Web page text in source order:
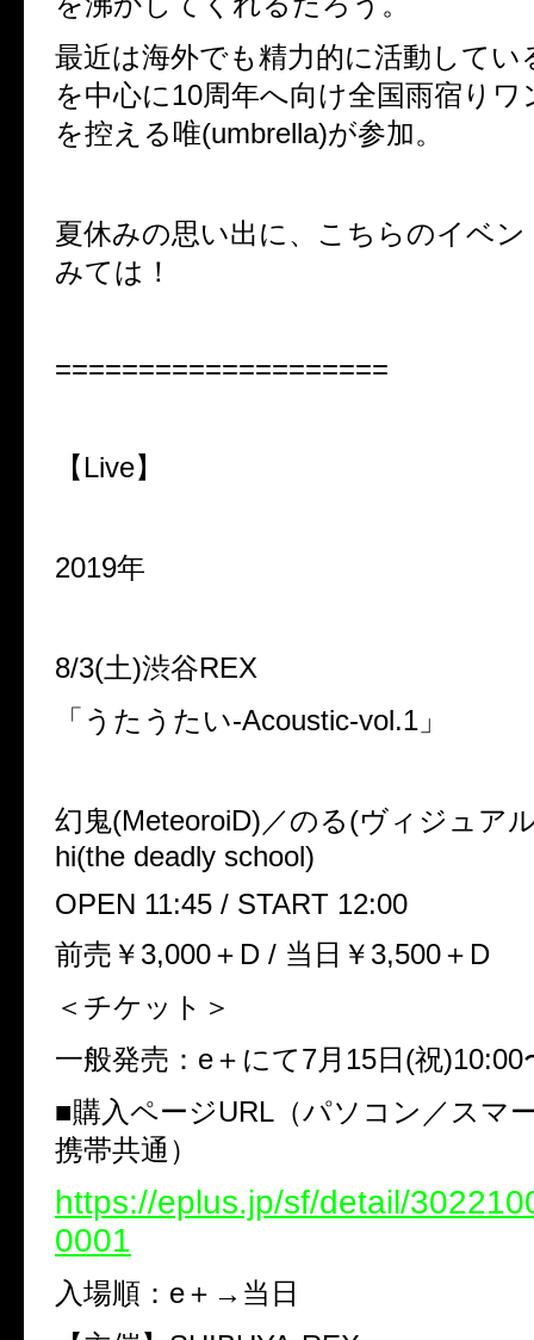
最近は海外でも精力的に活動してい
を中心に10周年へ向け全国雨宿り
を控える唯(umbrella)が参加。
夏休みの思い出に、こちらのイベ
みては！
====================
【Live】
2019年
8/3(土)渋谷REX
「うたうたい-Acoustic-vol.1」
幻鬼(MeteoroiD)／のる(ヴィジュア
hi(the deadly school)
OPEN 11:45 / START 12:00
前売￥3,000＋D / 当日￥3,500＋D
＜チケット＞
一般発売：e＋にて7月15日(祝)10:00
■購入ページURL（パソコン／スマ
携帯共通）
https://eplus.jp/sf/detail/
0001
入場順：e＋→当日